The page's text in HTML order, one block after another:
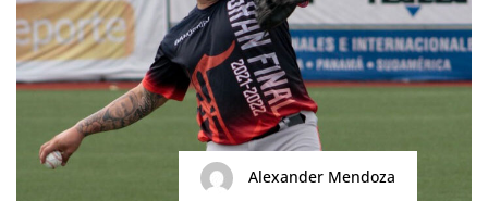
Alexander Mendoza